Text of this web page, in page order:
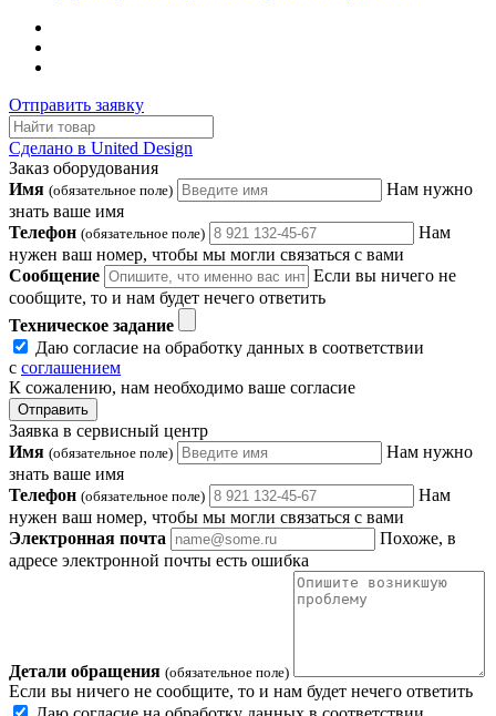
Отправить заявку
Сделано в United Design
Заказ оборудования
Имя (обязательное поле)
Нам нужно
знать ваше имя
Телефон (обязательное поле)
Нам
нужен ваш номер, чтобы мы могли связаться с вами
Сообщение
Если вы ничего не
сообщите, то и нам будет нечего ответить
Техническое задание
Даю согласие на обработку данных в соответствии
с соглашением
К сожалению, нам необходимо ваше согласие
Отправить
Заявка в сервисный центр
Имя (обязательное поле)
Нам нужно
знать ваше имя
Телефон (обязательное поле)
Нам
нужен ваш номер, чтобы мы могли связаться с вами
Электронная почта
Похоже, в
адресе электронной почты есть ошибка
Детали обращения (обязательное поле)
Если вы ничего не сообщите, то и нам будет нечего ответить